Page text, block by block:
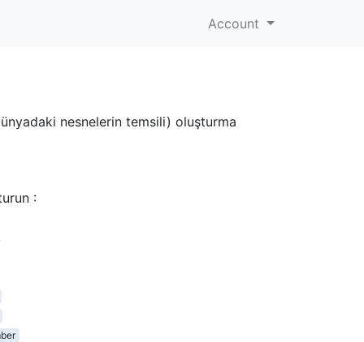
Account
nesnelerin temsili) oluşturma
: